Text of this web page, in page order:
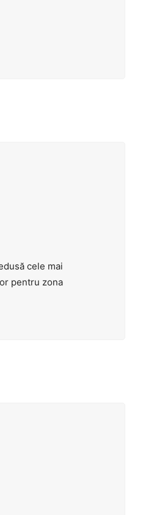
cele mai
pentru zona